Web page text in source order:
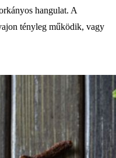
hangulat. A
tényleg működik, vagy